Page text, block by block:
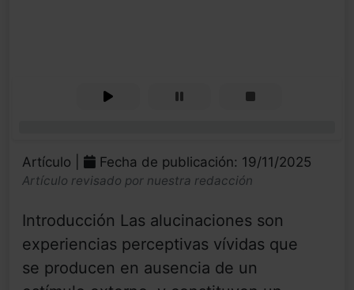
Artículo | Fecha de publicación: 19/11/2025
Artículo revisado por nuestra redacción
Introducción Las alucinaciones son
experiencias perceptivas vívidas que
se producen en ausencia de un